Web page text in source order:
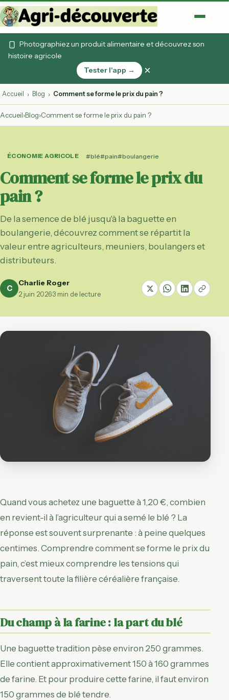
Photographiez un produit alimentaire et découvrez son
histoire agricole
Tester l'app →
×
Accueil › Blog › Comment se forme le prix du pain ?
Accueil›Blog›Comment se forme le prix du pain ?
ÉCONOMIE AGRICOLE #blé#pain#boulangerie
Comment se forme le prix du
pain ?
De la semence de blé jusqu'à la baguette en
boulangerie, découvrez comment se répartit la
valeur entre agriculteurs, meuniers, boulangers et
distributeurs.
C
Charlie Roger
2 juin 2026·3 min de lecture
Quand vous achetez une baguette à 1,20 €, combien
en revient-il à l’agriculteur qui a semé le blé ? La
réponse est souvent surprenante : à peine quelques
centimes. Comprendre comment se forme le prix du
pain, c’est mieux comprendre les tensions qui
traversent toute la filière céréalière française.
Du champ à la farine : la part du blé
Une baguette tradition pèse environ 250 grammes.
Elle contient approximativement 150 à 160 grammes
de farine. Et pour produire cette farine, il faut environ
150 grammes de blé tendre.